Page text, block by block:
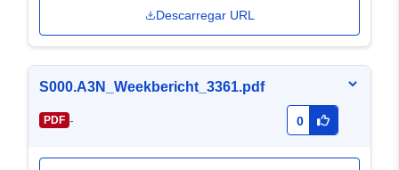
Descarregar URL
S000.A3N_Weekbericht_3361.pdf
PDF - 0